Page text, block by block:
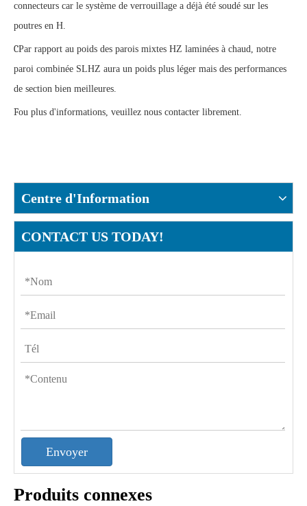
connecteurs car le système de verrouillage a déjà été soudé sur les
poutres en H.
CPar rapport au poids des parois mixtes HZ laminées à chaud, notre
paroi combinée SLHZ aura un poids plus léger mais des performances
de section bien meilleures.
Fou plus d'informations, veuillez nous contacter librement.
Centre d'Information
CONTACT US TODAY!
Envoyer
Produits connexes